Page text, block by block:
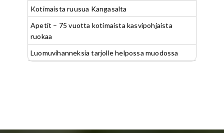
Kotimaista ruusua Kangasalta
Apetit – 75 vuotta kotimaista kasvipohjaista
ruokaa
Luomuvihanneksia tarjolle helpossa muodossa